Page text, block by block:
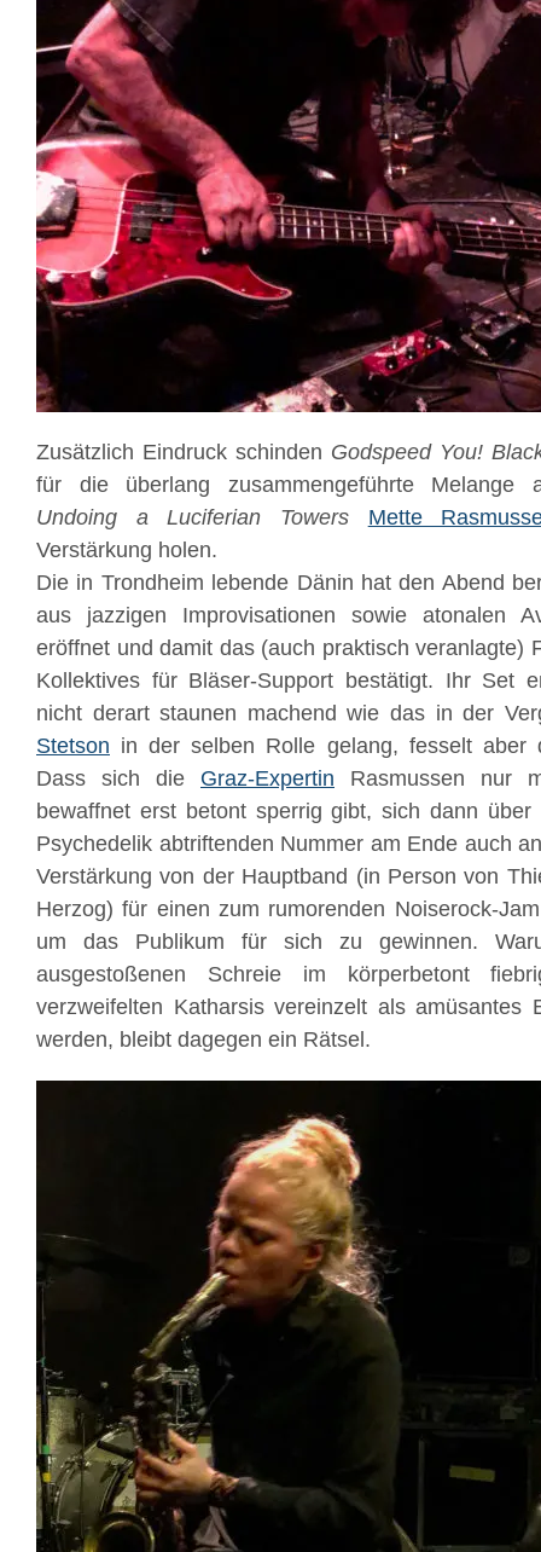
Zusätzlich Eindruck schinden Godspeed You!
für die überlang zusammengeführte
Undoing a Luciferian Towers
Mette
Verstärkung holen.
Die in Trondheim lebende Dänin hat den Abend
aus jazzigen Improvisationen sowie atonalen
eröffnet und damit das (auch praktisch veranlagte)
Kollektives für Bläser-Support bestätigt. Ihr Set
nicht derart staunen machend wie das in der
Stetson in der selben Rolle gelang, fesselt aber
Dass sich die Graz-Expertin Rasmussen nur
bewaffnet erst betont sperrig gibt, sich dann
Psychedelik abtriftenden Nummer am Ende auch
Verstärkung von der Hauptband (in Person von
Herzog) für einen zum rumorenden Noiserock-
um das Publikum für sich zu gewinnen.
ausgestoßenen Schreie im körperbetont
verzweifelten Katharsis vereinzelt als amüsantes
werden, bleibt dagegen ein Rätsel.